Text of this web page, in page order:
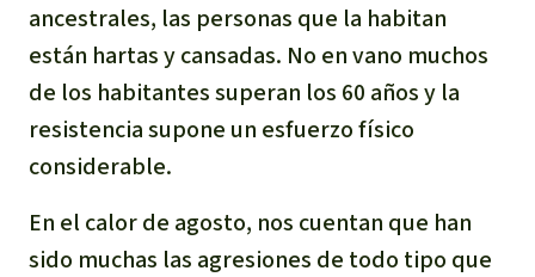
ancestrales, las personas que la habitan
están hartas y cansadas. No en vano muchos
de los habitantes superan los 60 años y la
resistencia supone un esfuerzo físico
considerable.
En el calor de agosto, nos cuentan que han
sido muchas las agresiones de todo tipo que